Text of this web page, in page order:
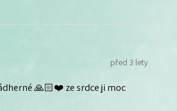
před 3 lety
🙏🏻❤️ ze srdce ji moc